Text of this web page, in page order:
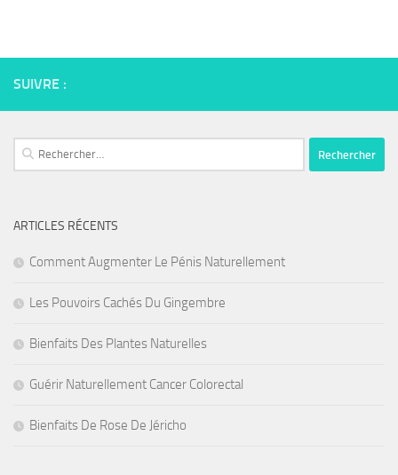
SUIVRE :
Rechercher :
ARTICLES RÉCENTS
Comment Augmenter Le Pénis Naturellement
Les Pouvoirs Cachés Du Gingembre
Bienfaits Des Plantes Naturelles
Guérir Naturellement Cancer Colorectal
Bienfaits De Rose De Jéricho